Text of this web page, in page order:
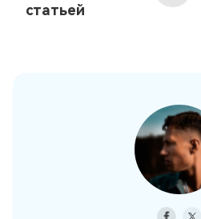
статьей